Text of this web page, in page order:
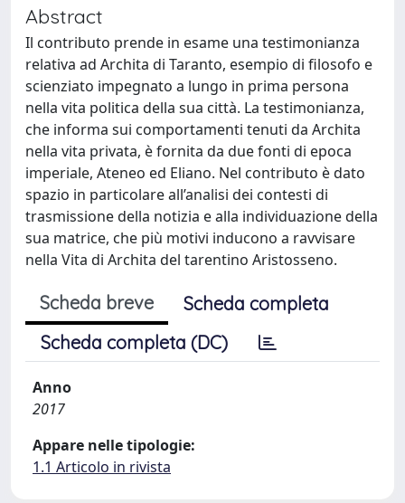
Abstract
Il contributo prende in esame una testimonianza
relativa ad Archita di Taranto, esempio di filosofo e
scienziato impegnato a lungo in prima persona
nella vita politica della sua città. La testimonianza,
che informa sui comportamenti tenuti da Archita
nella vita privata, è fornita da due fonti di epoca
imperiale, Ateneo ed Eliano. Nel contributo è dato
spazio in particolare all’analisi dei contesti di
trasmissione della notizia e alla individuazione della
sua matrice, che più motivi inducono a ravvisare
nella Vita di Archita del tarentino Aristosseno.
Scheda breve
Scheda completa
Scheda completa (DC)
Anno
2017
Appare nelle tipologie:
1.1 Articolo in rivista